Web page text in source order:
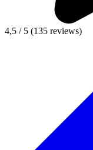
4,5 / 5 (135 reviews)